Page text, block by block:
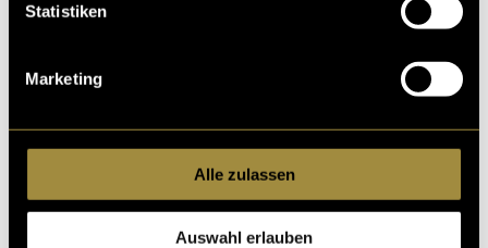
Statistiken
Marketing
Alle zulassen
Auswahl erlauben